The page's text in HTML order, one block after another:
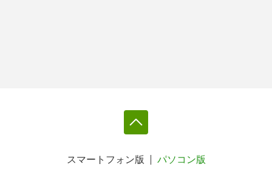
スマートフォン版 パソコン版